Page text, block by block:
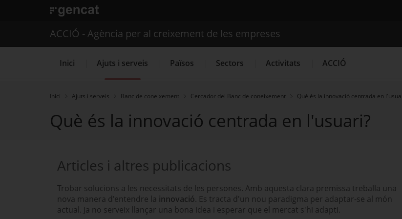
. Obre en una nova finestra.
Cercador
Serveis d'internacionalització Serveis d'innovació Convocatòries d'ajuts obertes
ACCIÓ - Agència per al creixement de les empreses
Inici Ajuts i serveis Països Sectors Activitats ACCIÓ
Inici Ajuts i serveis Banc de coneixement Cercador del Banc de coneixement Què és la innovació centrada en
Què és la innovació centrada en l'usuari?
Articles i altres publicacions
Trobar solucions a les necessitats de les persones. Amb aquesta clara premissa treballa una
nova manera d'entendre la innovació. Es tracta d'un nou paradigma per adaptar-se al món
actual. Ja no serveix llançar una bona idea i esperar que el mercat s'hi adapti.